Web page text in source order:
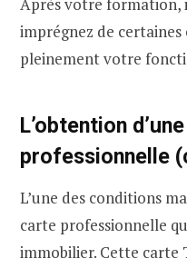
imprégnez de
pleinement votre
L’obtention
professionnelle
L’une des conditions
carte professionnelle
immobilier. Cette carte